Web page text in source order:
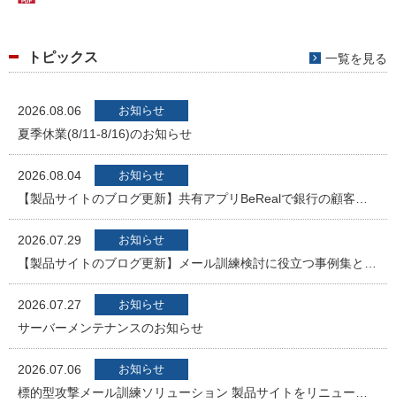
トピックス 一覧を見る
2026.08.06 お知らせ
夏季休業(8/11-8/16)のお知らせ
2026.08.04 お知らせ
【製品サイトのブログ更新】共有アプリBeRealで銀行の顧客情報流出―事例から見るSNSによる企業リスクと対策
2026.07.29 お知らせ
【製品サイトのブログ更新】メール訓練検討に役立つ事例集と運用ステップ資料
2026.07.27 お知らせ
サーバーメンテナンスのお知らせ
2026.07.06 お知らせ
標的型攻撃メール訓練ソリューション 製品サイトをリニューアルしました